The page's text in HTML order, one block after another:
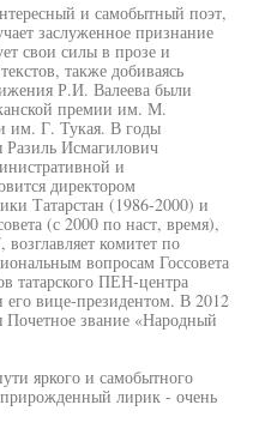
и самобытный поэт,
заслуженное признание
свои силы в прозе и
также добиваясь
Р.И. Валеева были
премии им. М.
им. Г. Тукая. В годы
Исмагилович
и
директором
Татарстан (1986-2000) и
(с 2000 по наст, время),
комитет по
вопросам Госсовета
татарского ПЕН-центра
вице-президентом. В 2012
Почетное звание «Народный
яркого и самобытного
лирик - очень